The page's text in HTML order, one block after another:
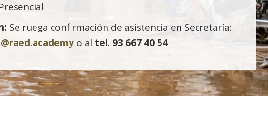
Presencial
Se ruega confirmación de asistencia en Secretaría:
o al tel. 93 667 40 54